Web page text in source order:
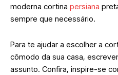
moderna cortina persiana
sempre que necessário.
Para te ajudar a escolher a
cômodo da sua casa,
assunto. Confira, inspire-se